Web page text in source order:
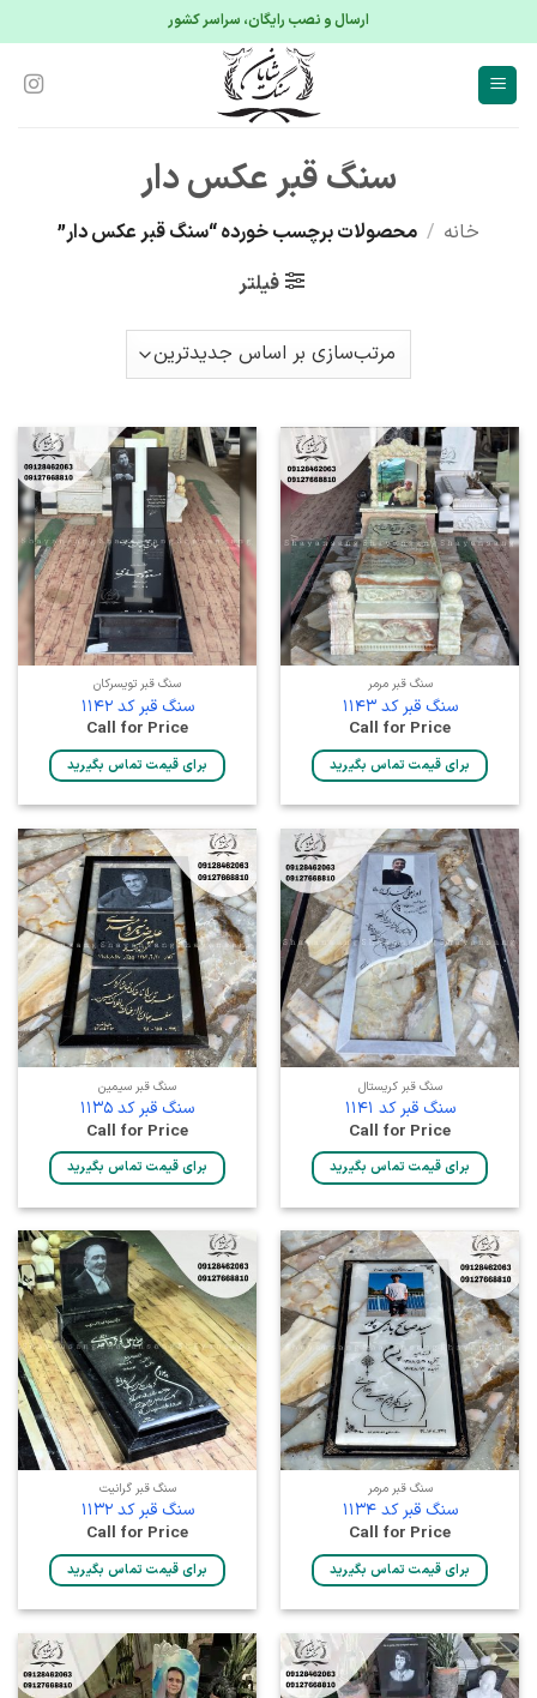
ارسال و نصب رایگان، سراسر کشور
سنگ قبر عکس دار
خانه / محصولات برچسب خورده “سنگ قبر عکس دار”
فیلتر
سنگ قبر مرمر
سنگ قبر کد 1143
Call for Price
برای قیمت تماس بگیرید
سنگ قبر تویسرکان
سنگ قبر کد 1142
Call for Price
برای قیمت تماس بگیرید
سنگ قبر کریستال
سنگ قبر کد 1141
Call for Price
برای قیمت تماس بگیرید
سنگ قبر سیمین
سنگ قبر کد 1135
Call for Price
برای قیمت تماس بگیرید
سنگ قبر مرمر
سنگ قبر کد 1134
Call for Price
برای قیمت تماس بگیرید
سنگ قبر گرانیت
سنگ قبر کد 1132
Call for Price
برای قیمت تماس بگیرید